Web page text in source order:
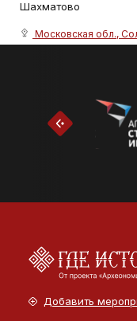
Шахматово
Московская обл.,
Добавить